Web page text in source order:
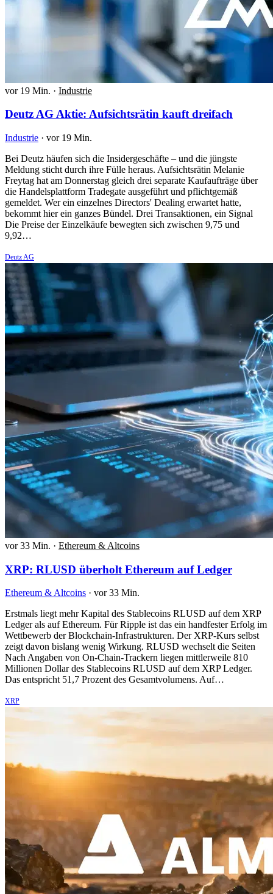
vor 19 Min. · Industrie
Deutz AG Aktie: Aufsichtsrätin kauft dreifach
Industrie · vor 19 Min.
Bei Deutz häufen sich die Insidergeschäfte – und die jüngste
Meldung sticht durch ihre Fülle heraus. Aufsichtsrätin Melanie
Freytag hat am Donnerstag gleich drei separate Kaufaufträge über
die Handelsplattform Tradegate ausgeführt und pflichtgemäß
gemeldet. Wer ein einzelnes Directors' Dealing erwartet hatte,
bekommt hier ein ganzes Bündel. Drei Transaktionen, ein Signal
Die Preise der Einzelkäufe bewegten sich zwischen 9,75 und
9,92…
Deutz AG
vor 33 Min. · Ethereum & Altcoins
XRP: RLUSD überholt Ethereum auf Ledger
Ethereum & Altcoins · vor 33 Min.
Erstmals liegt mehr Kapital des Stablecoins RLUSD auf dem XRP
Ledger als auf Ethereum. Für Ripple ist das ein handfester Erfolg im
Wettbewerb der Blockchain-Infrastrukturen. Der XRP-Kurs selbst
zeigt davon bislang wenig Wirkung. RLUSD wechselt die Seiten
Nach Angaben von On-Chain-Trackern liegen mittlerweile 810
Millionen Dollar des Stablecoins RLUSD auf dem XRP Ledger.
Das entspricht 51,7 Prozent des Gesamtvolumens. Auf…
XRP